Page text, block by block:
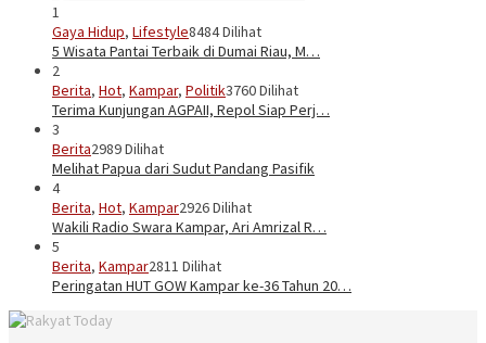
1
Gaya Hidup, Lifestyle8484 Dilihat
5 Wisata Pantai Terbaik di Dumai Riau, M…
2
Berita, Hot, Kampar, Politik3760 Dilihat
Terima Kunjungan AGPAII, Repol Siap Perj…
3
Berita2989 Dilihat
Melihat Papua dari Sudut Pandang Pasifik
4
Berita, Hot, Kampar2926 Dilihat
Wakili Radio Swara Kampar, Ari Amrizal R…
5
Berita, Kampar2811 Dilihat
Peringatan HUT GOW Kampar ke-36 Tahun 20…